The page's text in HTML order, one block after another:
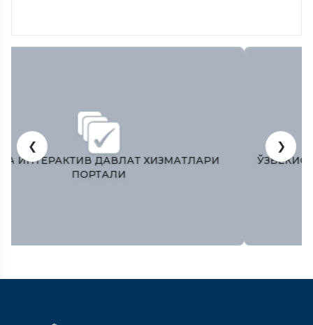
ЎЗБЕКИСТОН РЕСПУБЛИКAСИ ОЛИЙ МAЖЛИСИ
ҚОНУНЧИЛИК ПAЛAТAСИ
❮ ❯